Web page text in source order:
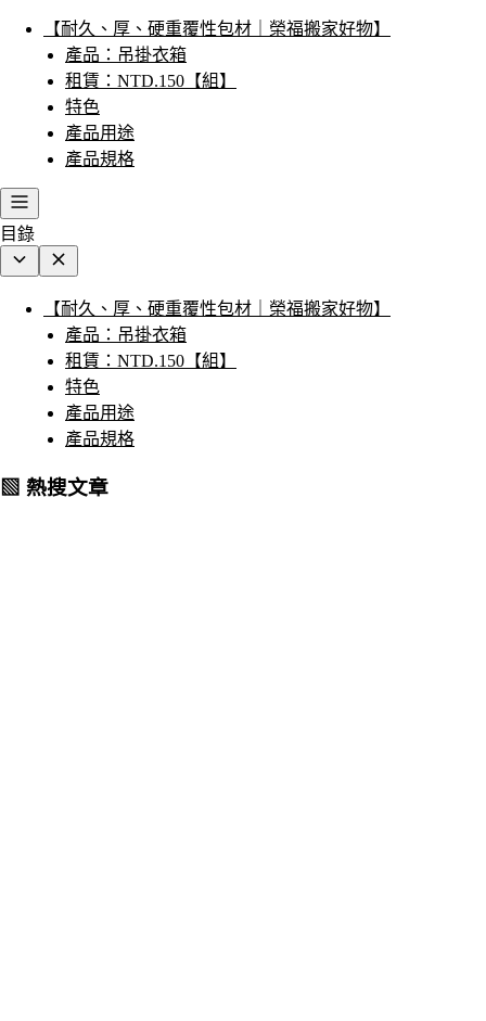
【耐久、厚、硬重覆性包材｜榮福搬家好物】
產品：吊掛衣箱
租賃：NTD.150【組】
特色
產品用途
產品規格
目錄
【耐久、厚、硬重覆性包材｜榮福搬家好物】
產品：吊掛衣箱
租賃：NTD.150【組】
特色
產品用途
產品規格
▧ 熱搜文章